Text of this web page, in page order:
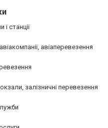
станції
авіаперевезення
залізничні перевезення